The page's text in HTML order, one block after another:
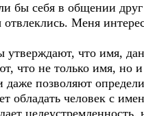
бы себя в общении
Меня
утверждают, что имя,
что не только имя, но
даже позволяют
обладать человек с